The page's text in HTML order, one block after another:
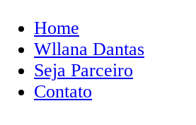
Home
Wllana Dantas
Seja Parceiro
Contato